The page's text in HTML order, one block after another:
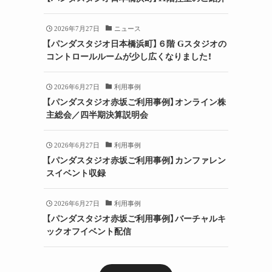
2026年7月27日 ニュース
【パンダスタジオ日本橋浜町】６階 Gスタジオの
コントロールルームが少し広くなりました！
2026年6月27日 利用事例
【パンダスタジオ赤坂ご利用事例】オンライン株
主総会／四半期決算説明会
2026年6月27日 利用事例
【パンダスタジオ赤坂ご利用事例】カンファレン
スイベント収録
2026年6月27日 利用事例
【パンダスタジオ赤坂ご利用事例】バーチャルキ
ックオフイベント配信